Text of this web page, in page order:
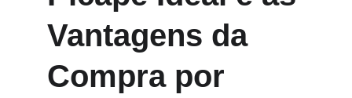
Vantagens da
Compra por